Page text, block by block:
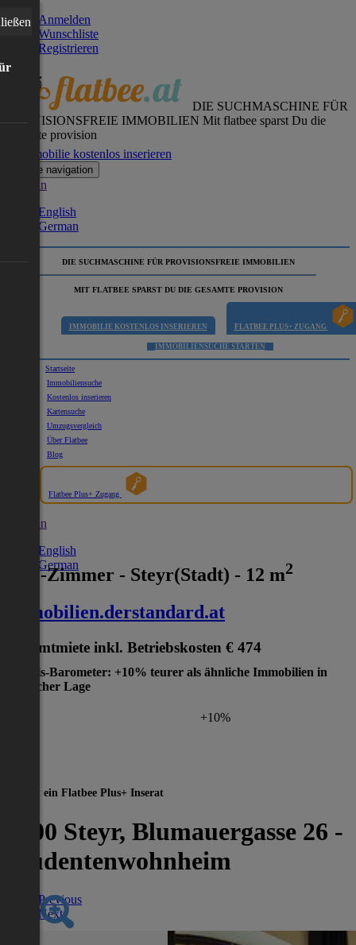
Anmelden
Wunschliste
Registrieren
DIE SUCHMASCHINE FÜR
PROVISIONSFREIE IMMOBILIEN Mit flatbee sparst Du die
gesamte provision
Immobilie kostenlos inserieren
Toggle navigation
German
English
German
DIE SUCHMASCHINE FÜR PROVISIONSFREIE IMMOBILIEN
MIT FLATBEE SPARST DU DIE GESAMTE PROVISION
IMMOBILIE KOSTENLOS INSERIEREN FLATBEE PLUS+ ZUGANG
IMMOBILIENSUCHE STARTEN
Startseite
Immobiliensuche
Kostenlos inserieren
Kartensuche
Umzugsvergleich
Über Flatbee
Blog
Flatbee Plus+ Zugang
German
English
German
WG-Zimmer - Steyr(Stadt) - 12 m2
immobilien.derstandard.at
Gesamtmiete inkl. Betriebskosten € 474
Preis-Barometer: +10% teurer als ähnliche Immobilien in
gleicher Lage
+10%
Dies ist ein Flatbee Plus+ Inserat
4400 Steyr, Blumauergasse 26 -
Studentenwohnheim
Previous
Next